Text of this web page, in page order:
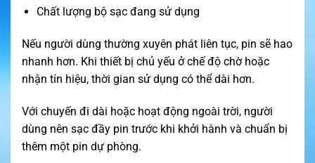
Chất lượng bộ sạc đang sử dụng
Nếu người dùng thường xuyên phát liên tục, pin sẽ hao
nhanh hơn. Khi thiết bị chủ yếu ở chế độ chờ hoặc
nhận tín hiệu, thời gian sử dụng có thể dài hơn.
Với chuyến đi dài hoặc hoạt động ngoài trời, người
dùng nên sạc đầy pin trước khi khởi hành và chuẩn bị
thêm một pin dự phòng.